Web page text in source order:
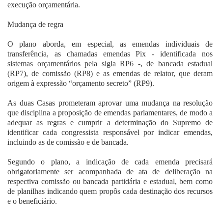
execução orçamentária.
Mudança de regra
O plano aborda, em especial, as emendas individuais de
transferência, as chamadas emendas Pix - identificada nos
sistemas orçamentários pela sigla RP6 -, de bancada estadual
(RP7), de comissão (RP8) e as emendas de relator, que deram
origem à expressão “orçamento secreto” (RP9).
As duas Casas prometeram aprovar uma mudança na resolução
que disciplina a proposição de emendas parlamentares, de modo a
adequar as regras e cumprir a determinação do Supremo de
identificar cada congressista responsável por indicar emendas,
incluindo as de comissão e de bancada.
Segundo o plano, a indicação de cada emenda precisará
obrigatoriamente ser acompanhada de ata de deliberação na
respectiva comissão ou bancada partidária e estadual, bem como
de planilhas indicando quem propôs cada destinação dos recursos
e o beneficiário.